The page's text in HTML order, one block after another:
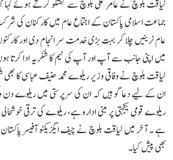
لیاقت بلوچ نے عامر علی بلوچ سے گفتگو کرتے ہوئے
جماعت اسلامی پاکستان کے اجتماع عام میں کارکنان کی
عام ٹرینیں چلا کر بہت بڑی خدمت سر انجام دی اور
میں اپنی جانب سے آپ اور آپ کی ٹیم کا شکریہ ادا کرتا
لیاقت بلوچ نے وفاقی وزیر ریلوے محمد حنیف عباسی کا
ان کے لیے دعا گو ہیں کہ ان کی سرپرستی میں ریلوے
ریلوے قومی یکجہتی پر مبنی ادارہ ہے، ریلوے کی ترقی
ہے ۔ آخر میں لیاقت بلوچ نے چیف ایگزیکٹو آفیسر پاکستان
بھی پیش کیا۔